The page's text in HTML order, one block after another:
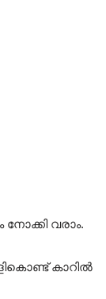
വരാം.
കാറിൽ